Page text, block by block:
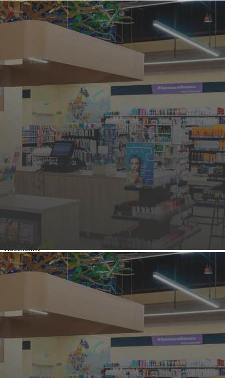
НОВАЯ ФРАНШИЗА
Кафе, ресторан
Чиполучо
Информация о франшизе
Основная информация
Подробные условия
Оставьте заявку
Фотогалерея
Условия сотрудничества
Инвестиции
от 2 500 000 ₽
Паушальный взнос
2500000
Население
250 000
О франшизе компании
"Чиполучо"